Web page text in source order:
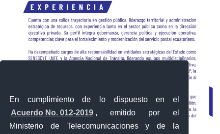
En cumplimiento de lo dispuesto en el
Acuerdo No. 012-2019 , emitido por el
Ministerio de Telecomunicaciones y de la